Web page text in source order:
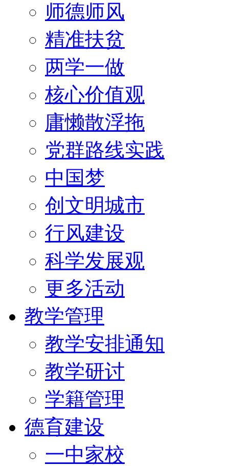
师德师风
精准扶贫
两学一做
核心价值观
庸懒散浮拖
党群路线实践
中国梦
创文明城市
行风建设
科学发展观
更多活动
教学管理
教学安排通知
教学研讨
学籍管理
德育建设
一中家校